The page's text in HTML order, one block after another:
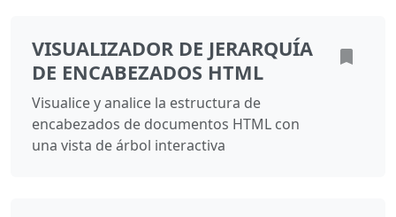
VISUALIZADOR DE JERARQUÍA
DE ENCABEZADOS HTML
Visualice y analice la estructura de
encabezados de documentos HTML con
una vista de árbol interactiva